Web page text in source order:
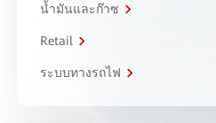
น้ำมันและก๊าซ
Retail
ระบบทางรถไฟ